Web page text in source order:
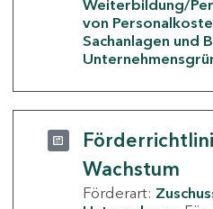
Weiterbildung/
von
Sachanlagen und
Wachstum
Förderart: